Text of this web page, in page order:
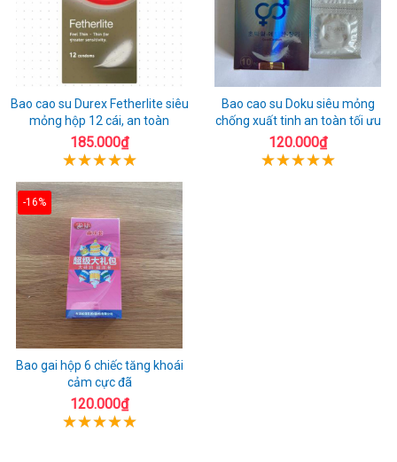
Bao cao su Durex Fetherlite siêu
mỏng hộp 12 cái, an toàn
185.000₫
Bao cao su Doku siêu mỏng
chống xuất tinh an toàn tối ưu
120.000₫
-16%
Bao gai hộp 6 chiếc tăng khoái
cảm cực đã
120.000₫